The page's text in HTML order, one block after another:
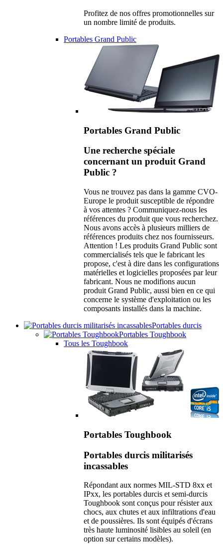
Profitez de nos offres promotionnelles sur
un nombre limité de produits.
Portables Grand Public
Portables Grand Public
Une recherche spéciale
concernant un produit Grand
Public ?
Vous ne trouvez pas dans la gamme CVO-
Europe le produit susceptible de répondre
à vos attentes ? Communiquez-nous les
références du produit que vous recherchez.
Nous avons accès à plusieurs milliers de
références produits chez nos fournisseurs.
Attention ! Les produits Grand Public sont
commercialisés tels que le fabricant les
propose, c'est à dire dans les configurations
matérielles et logicielles proposées par leur
fabricant. Nous ne modifions aucun
produit Grand Public, aussi bien en ce qui
concerne le système d'exploitation ou les
composants installés dans la machine.
Portables durcis
Portables Toughbook
Tous les Toughbook
Portables Toughbook
Portables durcis militarisés
incassables
Répondant aux normes MIL-STD 8xx et
IPxx, les portables durcis et semi-durcis
Toughbook sont conçus pour résister aux
chocs, aux chutes et aux infiltrations d'eau
et de poussières. Ils sont équipés d'écrans
très haute luminosité lisibles au soleil (en
option sur certains modèles).